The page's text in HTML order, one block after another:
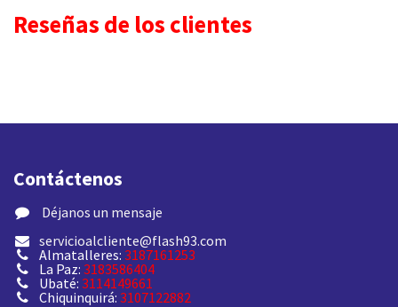
Reseñas de los clientes
Contáctenos
​ Déjanos un mensaje
servicioalcliente@flash93.com
Almatalleres: 3187161253
La Paz: 3183586404
Ubaté: 3114149661
Chiquinquirá: 3107122882